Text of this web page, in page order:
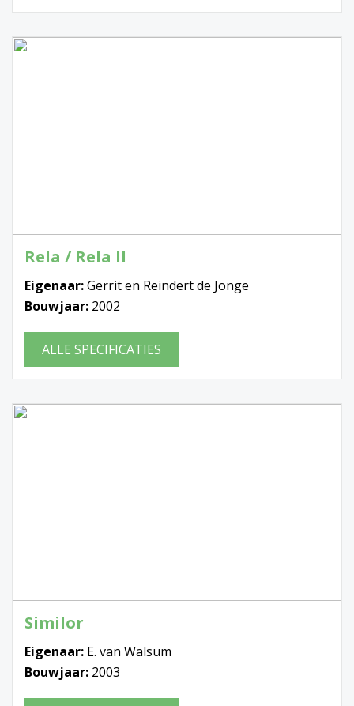
Rela / Rela II
Eigenaar:Gerrit en Reindert de Jonge
Bouwjaar: 2002
ALLE SPECIFICATIES
Similor
Eigenaar: E. van Walsum
Bouwjaar: 2003